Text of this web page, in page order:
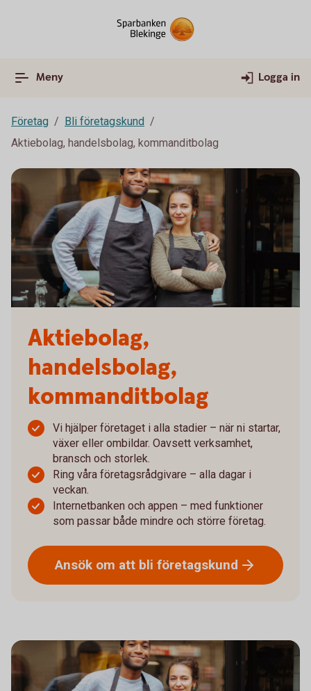
Meny Logga in
Företag
Bli företagskund
Aktiebolag, handelsbolag, kommanditbolag
Aktiebolag,
handelsbolag,
kommanditbolag
Vi hjälper företaget i alla stadier – när ni startar,
växer eller ombildar. Oavsett verksamhet,
bransch och storlek.
Ring våra företagsrådgivare – alla dagar i
veckan.
Internetbanken och appen – med funktioner
som passar både mindre och större företag.
Ansök om att bli företagskund